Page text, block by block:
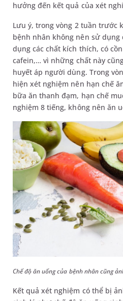
hưởng đến kết quả của xét
Lưu ý, trong vòng 2 tuần trước
bệnh nhân không nên sử dụng
dụng các chất kích thích, có
cafein,… vì những chất này
huyết áp người dùng. Trong
hiện xét nghiệm nên hạn chế
bữa ăn thanh đạm, hạn chế
nghiệm 8 tiếng, không nên ăn
Chế độ ăn uống của bệnh nhân cũng
Kết quả xét nghiệm có thể bị